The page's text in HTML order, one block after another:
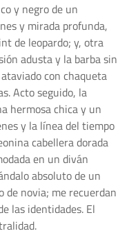
y negro de un
y mirada profunda,
de leopardo; y, otra
adusta y la barba sin
con chaqueta
Acto seguido, la
hermosa chica y un
y la línea del tiempo
cabellera dorada
en un diván
absoluto de un
de novia; me recuerdan
las identidades. El